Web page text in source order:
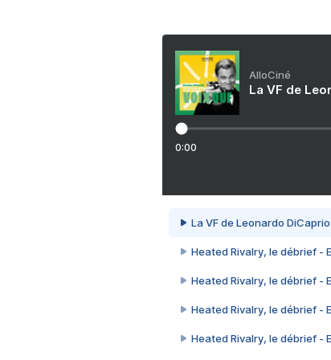
AlloCiné
La VF de
0:00
La VF de Leonardo
Heated Rivalry, le débrief -
Heated Rivalry, le débrief -
Heated Rivalry, le débrief -
Heated Rivalry, le débrief -